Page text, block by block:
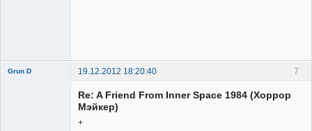
7
Grun D 19.12.2012 18:20:40
Re: A Friend From Inner Space 1984 (Хоррор
Мэйкер)
+